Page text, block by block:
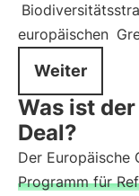
europäischen
Weiter
Was ist
Deal?
Der Europäische
Programm für